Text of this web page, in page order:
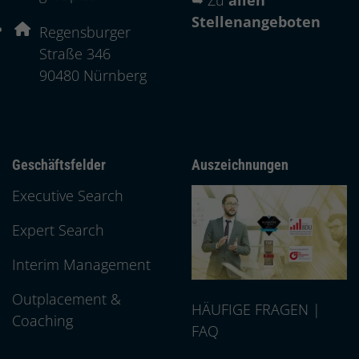
Adresse:
Regensburger
Straße 346
90480 , 9 0 4 8 0
Nürnberg
Stellenangeboten
Geschäftsfelder
Executive Search
Expert Search
Interim Management
Outplacement &
Coaching
Auszeichnungen
HÄUFIGE FRAGEN |
FAQ